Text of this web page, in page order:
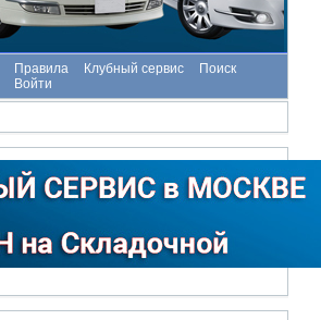
Правила Клубный сервис
Поиск
Войти